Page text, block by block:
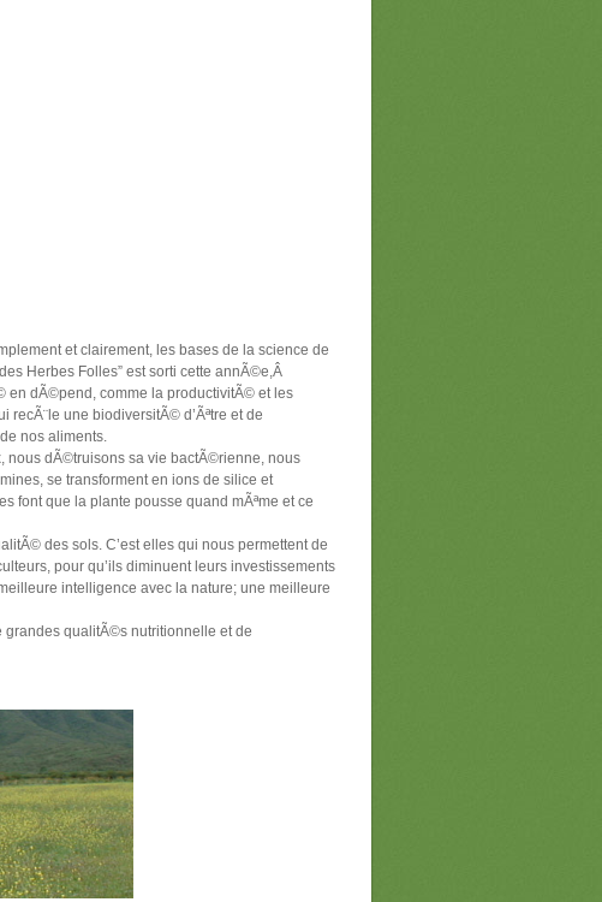
et clairement, les bases de la science de
Herbes Folles” est sorti cette annÃ©e,Â
en dÃ©pend, comme la productivitÃ© et les
recÃ¨le une biodiversitÃ© d’Ãªtre et de
nos aliments.
nous dÃ©truisons sa vie bactÃ©rienne, nous
se transforment en ions de silice et
font que la plante pousse quand mÃªme et ce
des sols. C’est elles qui nous permettent de
pour qu’ils diminuent leurs investissements
intelligence avec la nature; une meilleure
grandes qualitÃ©s nutritionnelle et de